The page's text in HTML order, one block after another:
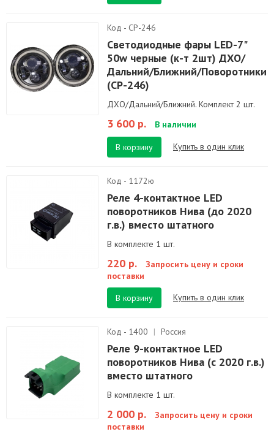
Код - CP-246
Светодиодные фары LED-7"
50w черные (к-т 2шт) ДХО/
Дальний/Ближний/Поворотники
(CP-246)
ДХО/Дальний/Ближний. Комплект 2 шт.
3 600 р. В наличии
В корзину Купить в один клик
Код - 1172ю
Реле 4-контактное LED
поворотников Нива (до 2020
г.в.) вместо штатного
В комплекте 1 шт.
220 р.
Запросить цену и сроки
поставки
В корзину
Купить в один клик
Код - 1400 | Россия
Реле 9-контактное LED
поворотников Нива (с 2020 г.в.)
вместо штатного
В комплекте 1 шт.
2 000 р.
Запросить цену и сроки
поставки